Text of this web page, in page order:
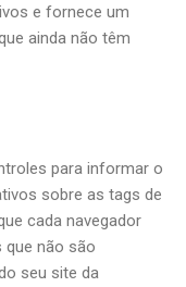
e fornece um
ainda não têm
para informar o
sobre as tags de
cada navegador
não são
seu site da